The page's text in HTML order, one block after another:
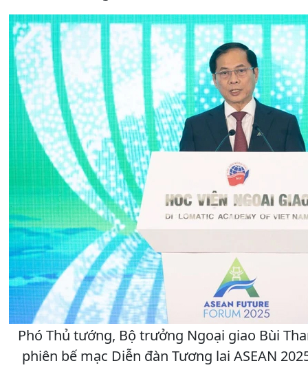
Phó Thủ tướng, Bộ trưởng Ngoại giao Bùi
phiên bế mạc Diễn đàn Tương lai ASEAN